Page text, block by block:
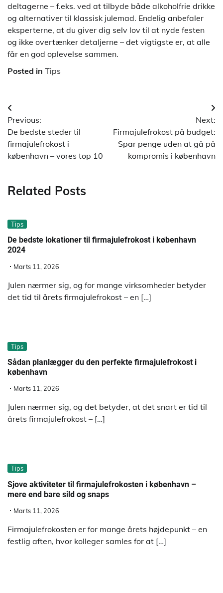
deltagerne – f.eks. ved at tilbyde både alkoholfrie drikke
og alternativer til klassisk julemad. Endelig anbefaler
eksperterne, at du giver dig selv lov til at nyde festen
og ikke overtænker detaljerne – det vigtigste er, at alle
får en god oplevelse sammen.
Posted in Tips
Indlægsnavigation
Previous:
De bedste steder til
firmajulefrokost i
københavn – vores top 10
Next:
Firmajulefrokost på budget:
Spar penge uden at gå på
kompromis i københavn
Related Posts
Tips
De bedste lokationer til firmajulefrokost i københavn
2024
Marts 11, 2026
Julen nærmer sig, og for mange virksomheder betyder
det tid til årets firmajulefrokost – en […]
Tips
Sådan planlægger du den perfekte firmajulefrokost i
københavn
Marts 11, 2026
Julen nærmer sig, og det betyder, at det snart er tid til
årets firmajulefrokost – […]
Tips
Sjove aktiviteter til firmajulefrokosten i københavn –
mere end bare sild og snaps
Marts 11, 2026
Firmajulefrokosten er for mange årets højdepunkt – en
festlig aften, hvor kolleger samles for at […]